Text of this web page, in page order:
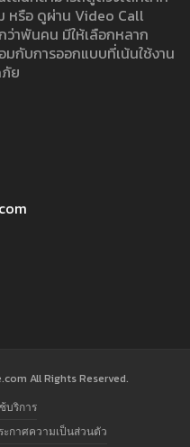
หรือ ดูผ่าน Video Call
าพันคน มีให้เลือกหลาก
กับการออกแบบที่เน้นใช้งาน
ย
All Rights Reserved.
บริการ
กาศความเป็นส่วนตัว